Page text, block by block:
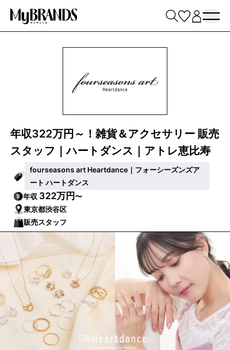
年収322万円～！雑貨＆アクセサリー 販売
スタッフ｜ハートダンス｜アトレ恵比寿
fourseasons art Heartdance｜フォーシーズンズア
ート ハートダンス
年収 322万円〜
東京都渋谷区
販売スタッフ